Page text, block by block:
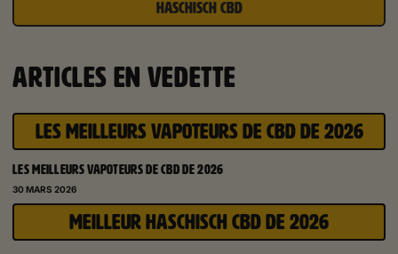
HASCHISCH CBD
ARTICLES EN VEDETTE
LES MEILLEURS VAPOTEURS DE CBD DE 2026
LES MEILLEURS VAPOTEURS DE CBD DE 2026
30 MARS 2026
MEILLEUR HASCHISCH CBD DE 2026